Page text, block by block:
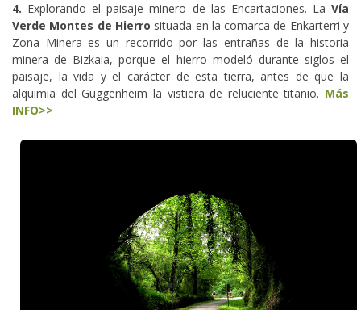
4. Explorando el paisaje minero de las Encartaciones. La Vía
Verde Montes de Hierro situada en la comarca de Enkarterri y
Zona Minera es un recorrido por las entrañas de la historia
minera de Bizkaia, porque el hierro modeló durante siglos el
paisaje, la vida y el carácter de esta tierra, antes de que la
alquimia del Guggenheim la vistiera de reluciente titanio. Más
INFO>>